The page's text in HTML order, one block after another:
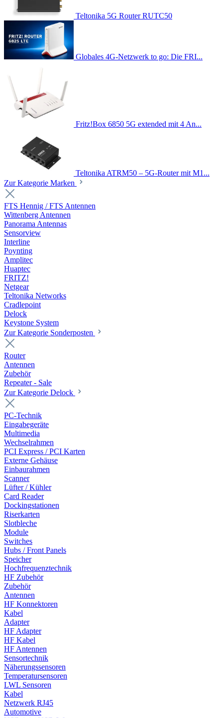
Teltonika 5G Router RUTC50
Globales 4G-Netzwerk to go: Die FRI...
Fritz!Box 6850 5G extended mit 4 An...
Teltonika ATRM50 – 5G-Router mit M1...
Zur Kategorie Marken
FTS Hennig / FTS Antennen
Wittenberg Antennen
Panorama Antennas
Sensorview
Interline
Poynting
Amplitec
Huaptec
FRITZ!
Netgear
Teltonika Networks
Cradlepoint
Delock
Keystone System
Zur Kategorie Sonderposten
Router
Antennen
Zubehör
Repeater - Sale
Zur Kategorie Delock
PC-Technik
Eingabegeräte
Multimedia
Wechselrahmen
PCI Express / PCI Karten
Externe Gehäuse
Einbaurahmen
Scanner
Lüfter / Kühler
Card Reader
Dockingstationen
Riserkarten
Slotbleche
Module
Switches
Hubs / Front Panels
Speicher
Hochfrequenztechnik
HF Zubehör
Zubehör
Antennen
HF Konnektoren
Kabel
Adapter
HF Adapter
HF Kabel
HF Antennen
Sensortechnik
Näherungssensoren
Temperatursensoren
LWL Sensoren
Kabel
Netzwerk RJ45
Automotive